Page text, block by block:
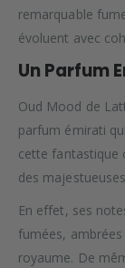
remarquable
évoluent avec
Un Parfum
Oud Mood de
parfum émirati
cette fantastique
des
En effet, ses
fumées,
royaume. De